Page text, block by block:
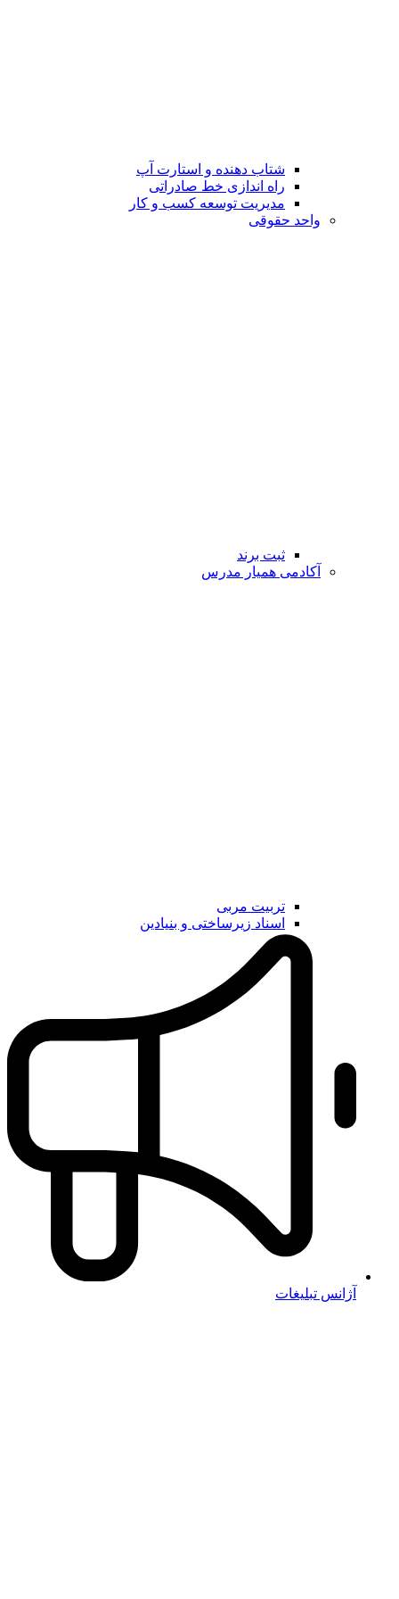
شتاب دهنده و استارت آپ
راه اندازی خط صادراتی
مدیریت توسعه کسب و کار
واحد حقوقی
ثبت برند
آکادمی همیار مدرس
تربیت مربی
اسناد زیرساختی و بنیادین
آژانس تبلیغات